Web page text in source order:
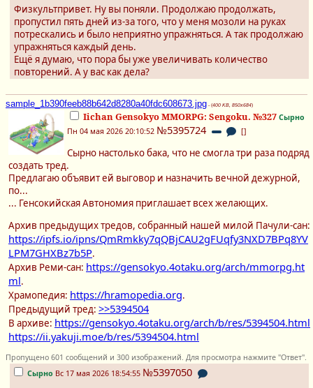
Физкультпривет. Ну вы поняли. Продолжаю продолжать,
пропустил пять дней из-за того, что у меня мозоли на руках
потрескались и было неприятно упражняться. А так продолжаю
упражняться каждый день.
Ещё я думаю, что пора бы уже увеличивать количество
повторений. А у вас как дела?
sample_1b390feeb88b642d8280a40fdc608673.jpg - (400 KB, 850x684)
Iichan Gensokyo MMORPG: Sengoku. №327 Сырно
Пн 04 мая 2026 20:10:52 №5395724 []
Сырно настолько бака, что не смогла три раза подряд
создать тред.
Предлагаю объявит ей выговор и назначить вечной дежурной,
по...
... Генсокийская Автономия приглашает всех желающих.
Архив предыдущих тредов, собранный нашей милой Пачули-сан:
https://ipfs.io/ipns/QmRmkky7qQBjCAU2gFUqfy3NXD7BPq8YV
LPM7GHXBz7b5P.
Архив Реми-сан: https://gensokyo.4otaku.org/arch/mmorpg.ht
ml.
Храмопедия: https://hramopedia.org.
Предыдущий тред: >>5394504
В архиве: https://gensokyo.4otaku.org/arch/b/res/5394504.html
https://ii.yakuji.moe/b/res/5394504.html
Пропущено 601 сообщений и 300 изображений. Для просмотра нажмите "Ответ".
Сырно Вс 17 мая 2026 18:54:55 №5397050